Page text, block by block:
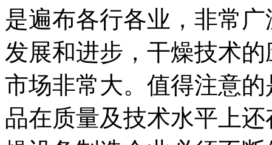
是遍布各行各业，非常
发展和进步，干燥技术
市场非常大。值得注意
品在质量及技术水平上